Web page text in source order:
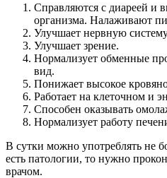
Справляются с диареей и
организма. Налаживают
Улучшает нервную
Улучшает зрение.
Нормализует обменные
вид.
Понижает высокое
Работает на клеточном и
Способен оказывать
Нормализует работу
В сутки можно употреблять не
есть патологии, то нужно
врачом.